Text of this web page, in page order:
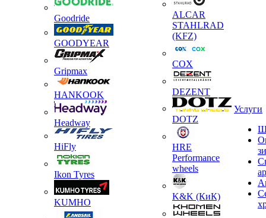
Goodride
GOODYEAR
Gripmax
HANKOOK
Headway
HiFly
Ikon Tyres
KUMHO
ALCAR
STAHLRAD
(KFZ)
COX
DEZENT
DOTZ
HRE
Performance
wheels
K&K (КиК)
Услуги